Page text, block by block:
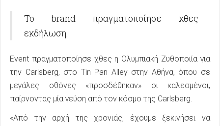
Το brand πραγματοποίησε χθες
εκδήλωση.
Εvent πραγματοποίησε χθες η Ολυμπιακή Ζυθοποιία για
την Carlsberg, στο Τin Pan Alley στην Αθήνα, όπου σε
μεγάλες οθόνες «προσδέθηκαν» οι καλεσμένοι,
παίρνοντας μία γεύση από τον κόσμο της Carlsberg.
«Από την αρχή της χρονιάς, έχουμε ξεκινήσει να